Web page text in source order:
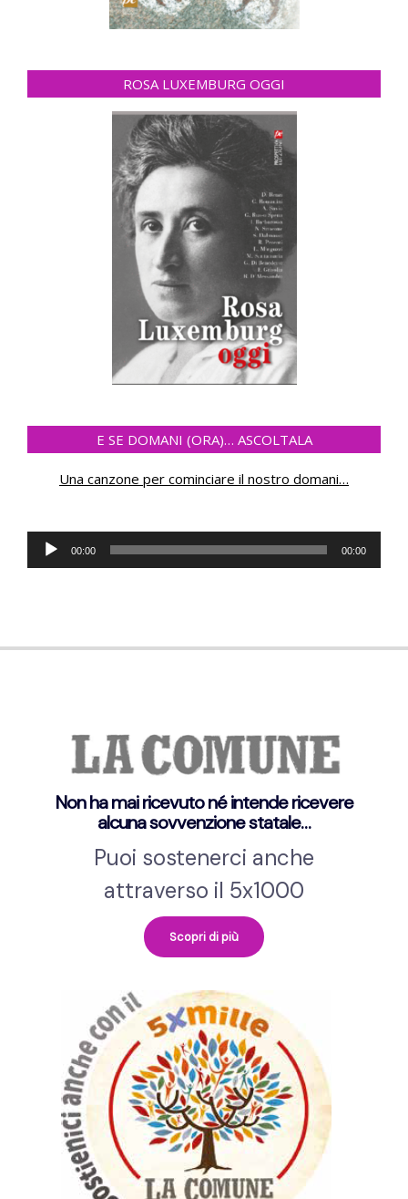
ROSA LUXEMBURG OGGI
E SE DOMANI (ORA)… ASCOLTALA
Una canzone per cominciare il nostro domani…
Audio
Player
00:00 00:00
Non ha mai ricevuto né intende ricevere
alcuna sovvenzione statale…
Puoi sostenerci anche
attraverso il 5x1000
Scopri di più